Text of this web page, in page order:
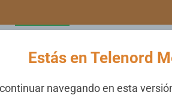
Estás en Telenord
navegando en esta